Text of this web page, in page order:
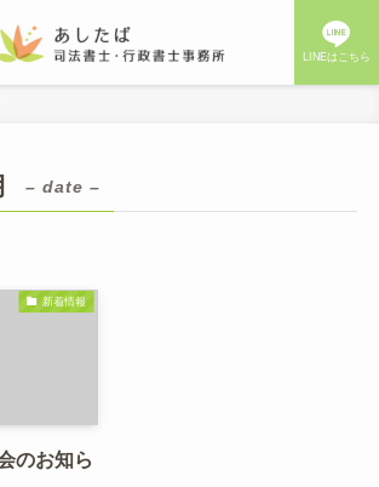
LINEはこちら
– date –
新着情報
のお知ら